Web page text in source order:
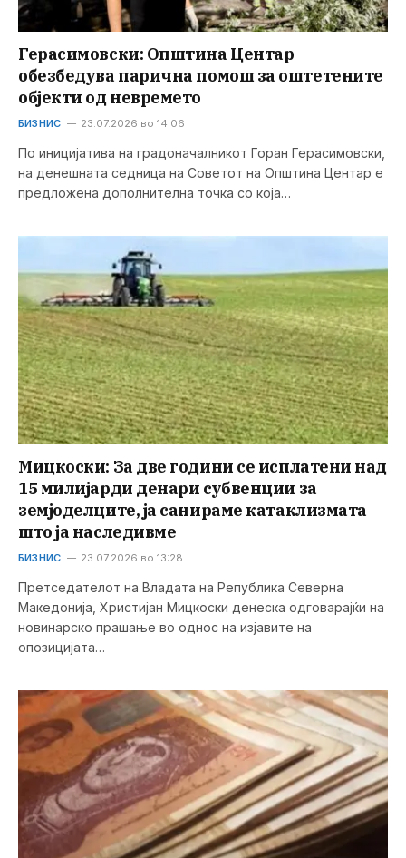
Герасимовски: Општина Центар
обезбедува парична помош за оштетените
објекти од невремето
БИЗНИС 23.07.2026 во 14:06
По иницијатива на градоначалникот Горан Герасимовски,
на денешната седница на Советот на Општина Центар е
предложена дополнителна точка со која…
Мицкоски: За две години се исплатени над
15 милијарди денари субвенции за
земјоделците, ја санираме катаклизмата
што ја наследивме
БИЗНИС 23.07.2026 во 13:28
Претседателот на Владата на Република Северна
Македонија, Христијан Мицкоски денеска одговарајќи на
новинарско прашање во однос на изјавите на
опозицијата…